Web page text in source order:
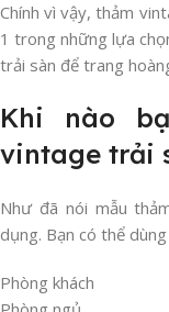
Chính vì vậy, thảm
1 trong những lựa
trải sàn để trang
Khi nào
vintage trải
Như đã nói mẫu
dụng. Bạn có thể
Phòng khách